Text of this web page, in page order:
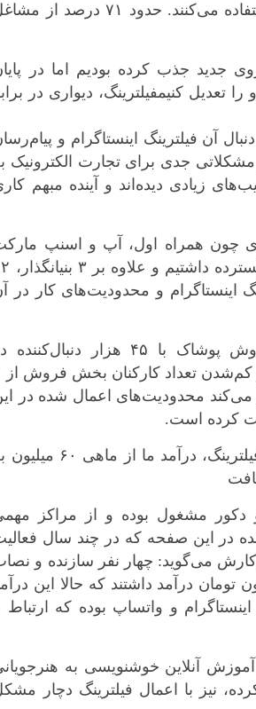
تهران
خراسان
خراسان
خوزستان
زنجان
سمنان
فارس
قزوین
قم
کرمان
کرمانشاه
کهگلویه و
گیلان
مازندران
مرکزی
هرمزگان
همدان
یزد
اینستاگرام برای کمک به تحقیق در مورد محصولات و خدمات استفاده می‌کنند. حدود ۷۱ درصد
یک تیم قوی با فعالیت گسترده داشتیم و ۱۲ نیروی جدید جذب کرده بودیم اما در
دلیل فیلترینگ اینستاگرام مجبور شدیم همه این ۱۲ نیرو را تعدیل کنیمفیلترینگ، دیواری در
آن فیلترینگ اینستاگرام و
جدی برای تجارت الکترونیک
زیادی دیده‌اند و آینده مبهم
چون همراه اول، آپ و اسنپ
دارد در این باره می‌گوید: در شهریورماه
اینستاگرام و محدودیت‌های کار در
یکی از صاحبان کسب‌وکار اینستاگرامی در زمینه تولید و فروش پوشاک با ۴۵ هزار
می‌کند محدودیت‌های اعمال شده در
کرده است.
تولیدکننده پوشاک: با ۴۵ هزار دنبال‌کننده در اینستاگرام، به دلیل فیلترینگ، درآمد ما از
مشغول بوده و از مراکز
سفارش کار داشته، با ۱۳۰۰ نفر دنبال‌کننده در این صفحه که در چند سال‌
می‌گوید: چهار نفر سازنده و
ارتزاق می‌کردند و هر کدام ماهانه حدود ۶ میلیون تومان درآمد داشتند که حالا این
و واتساپ بوده که ارتباط
آنلاین خوشنویسی به
نیز با اعمال فیلترینگ دچار